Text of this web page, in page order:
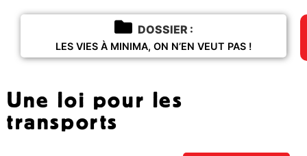
DOSSIER :
LES VIES À MINIMA, ON N’EN VEUT PAS !
Une loi pour les
transports